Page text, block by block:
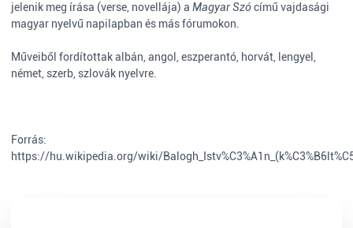
jelenik meg írása (verse, novellája) a Magyar Szócímű vajdasági
magyar nyelvű napilapban és más fórumokon.
Műveiből fordítottak albán, angol, eszperantó, horvát, lengyel,
német, szerb, szlovák nyelvre.
Forrás:
https://hu.wikipedia.org/wiki/